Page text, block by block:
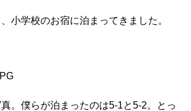
小学校のお宿に泊まってきました。
。僕らが泊まったのは5-1と5-2。とっ